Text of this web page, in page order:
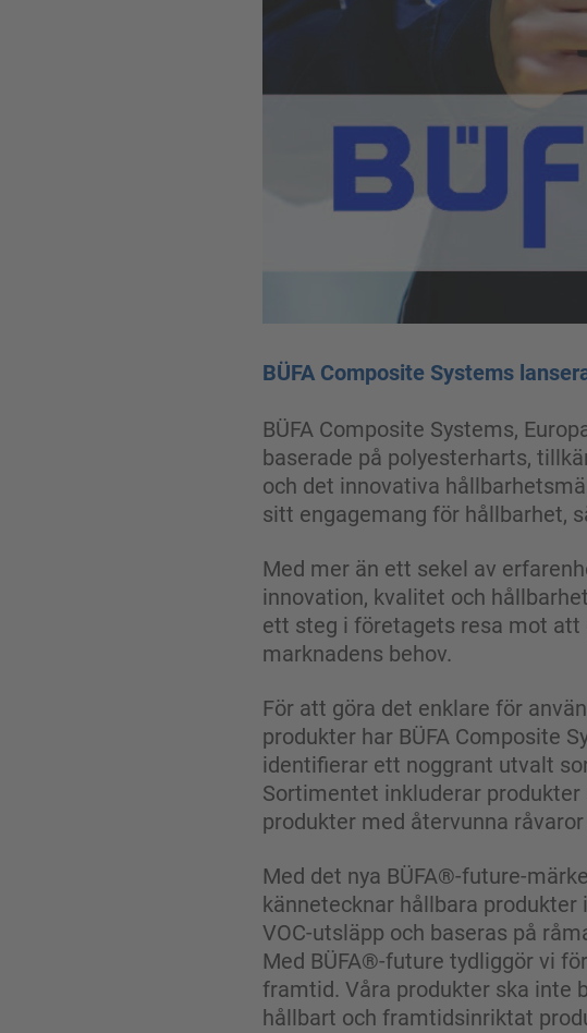
BÜFA Composite Systems
BÜFA Composite Systems,
baserade på polyesterharts,
och det innovativa
sitt engagemang för hållbarhet,
Med mer än ett sekel av
innovation, kvalitet och
ett steg i företagets resa mot
marknadens behov.
För att göra det enklare för
produkter har BÜFA Composite
identifierar ett noggrant utvalt
Sortimentet inkluderar
produkter med återvunna
Med det nya BÜFA®-future-
kännetecknar hållbara
VOC-utsläpp och baseras på
Med BÜFA®-future tydliggör vi
framtid. Våra produkter ska inte
hållbart och framtidsinriktat